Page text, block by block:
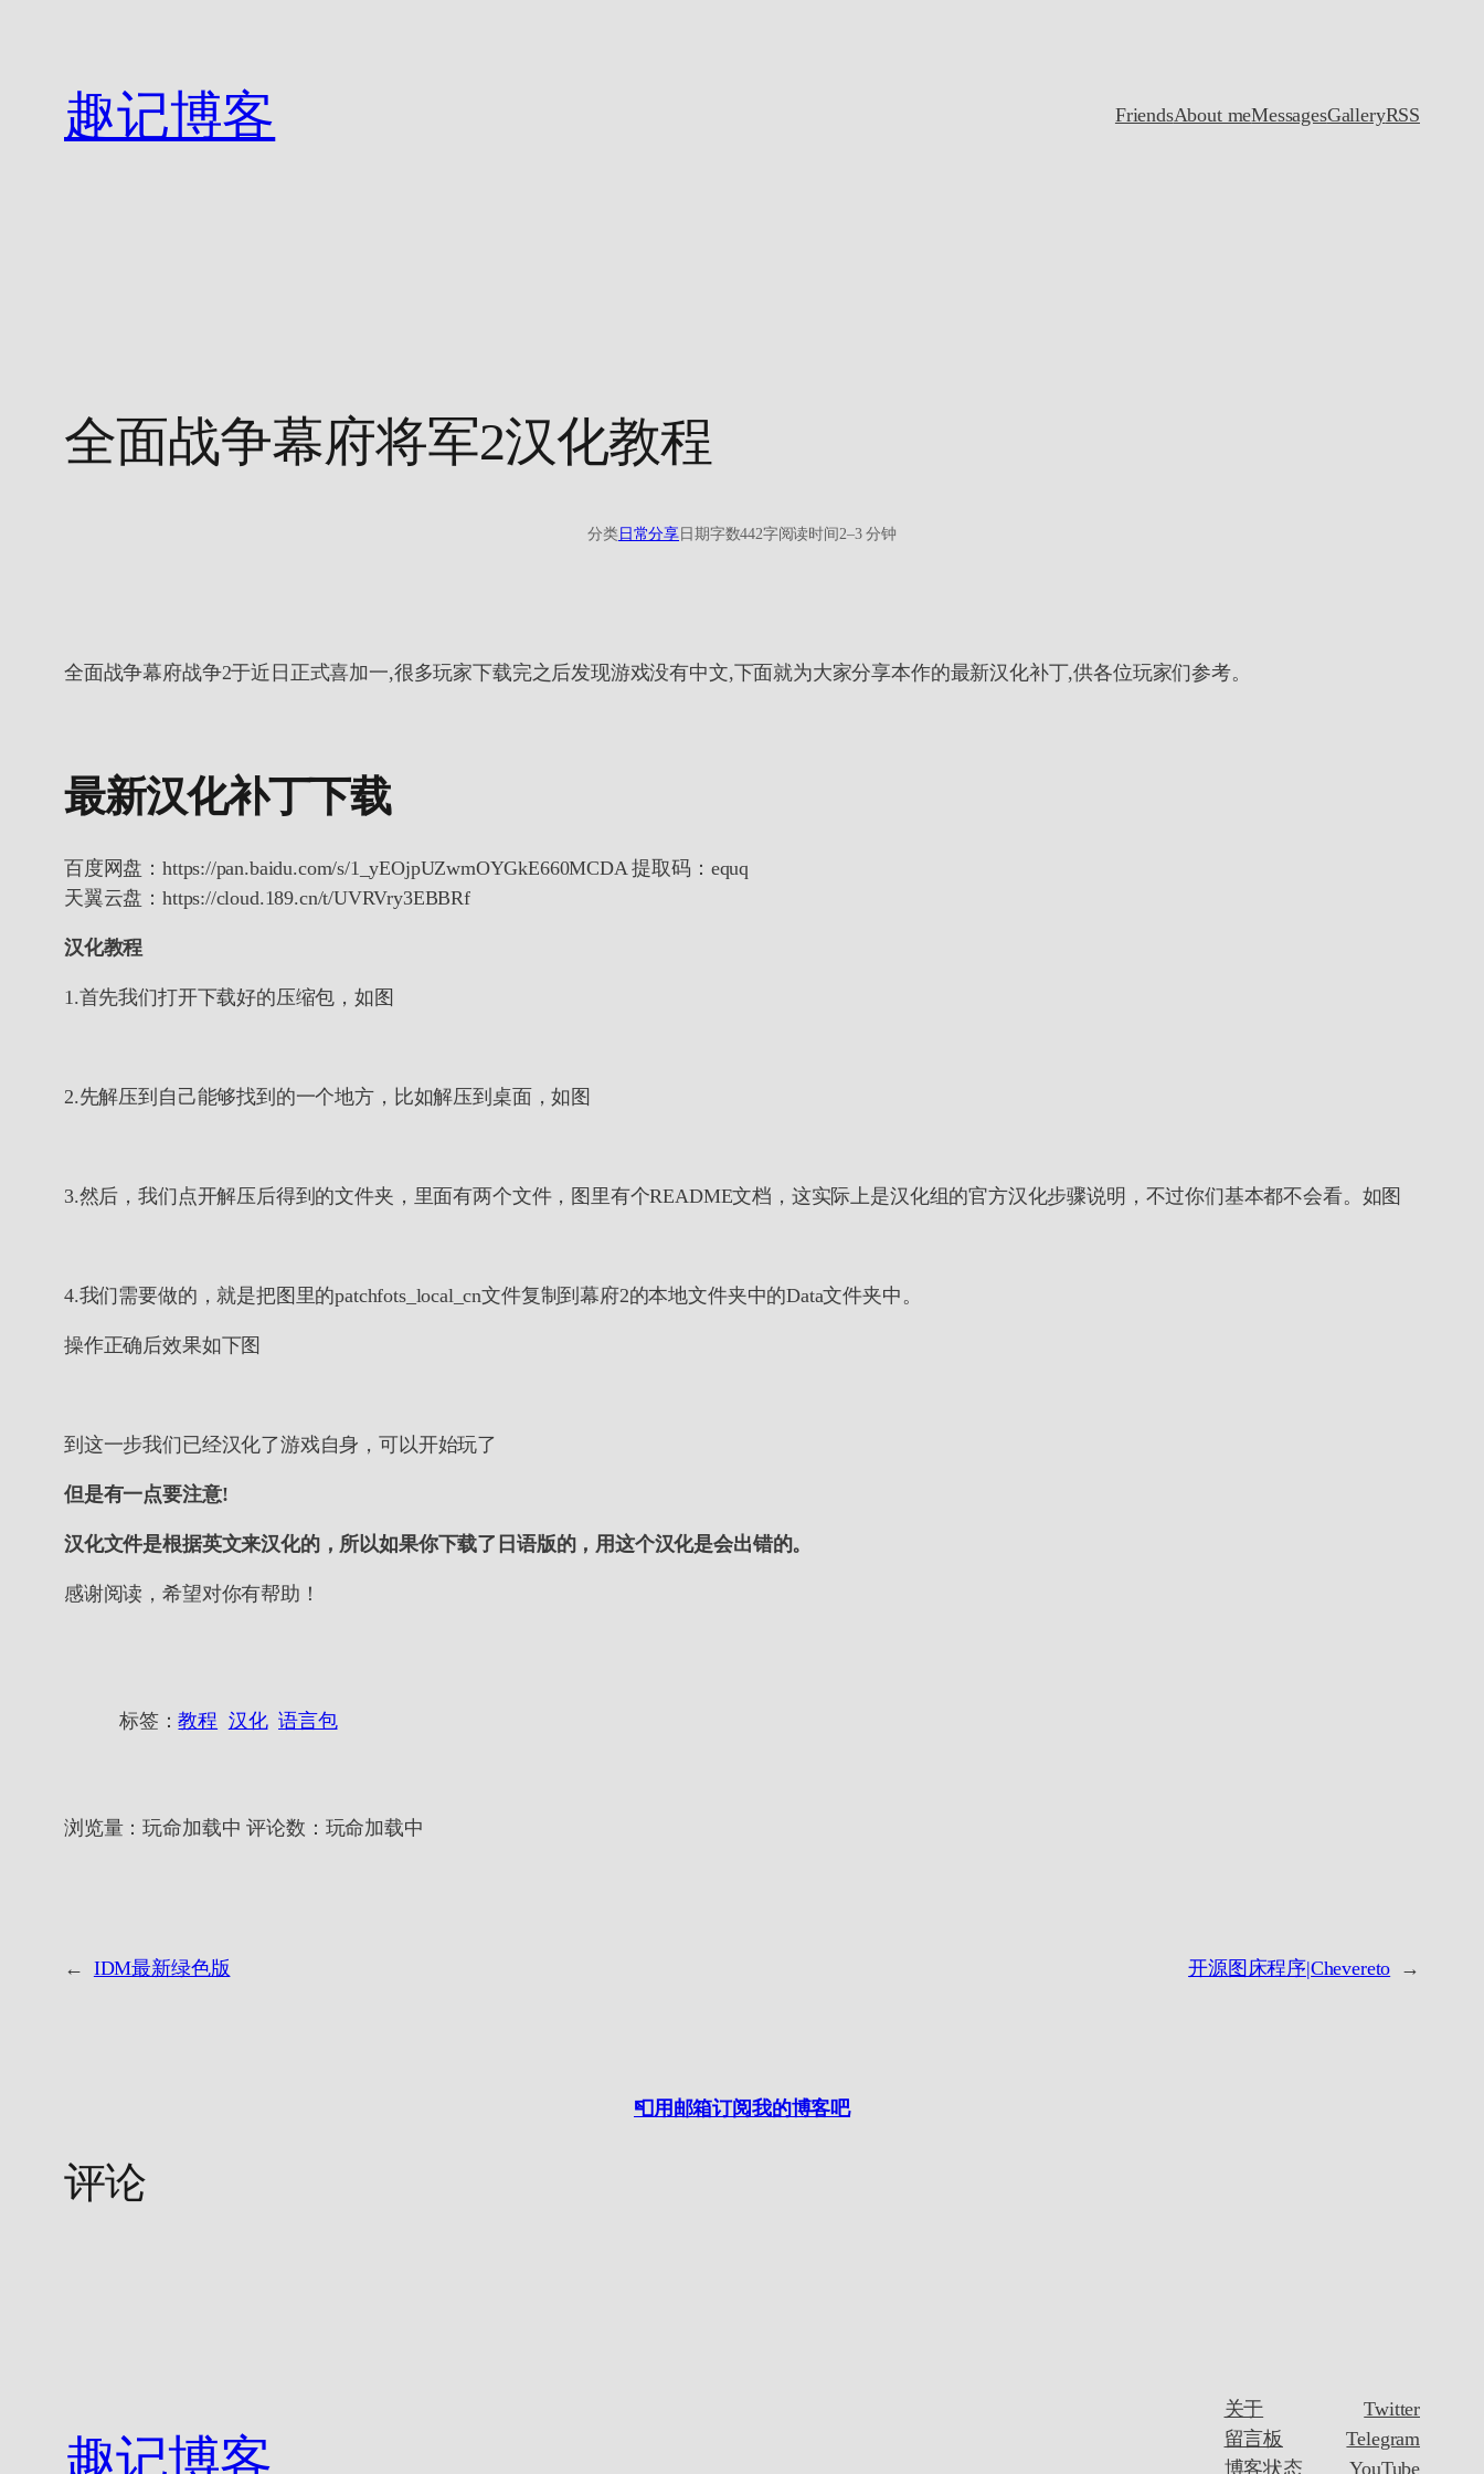
趣记博客 FriendsAbout meMessagesGalleryRSS
全面战争幕府将军2汉化教程
分类日常分享 日期字数442字阅读时间2–3 分钟
全面战争幕府战争2于近日正式喜加一,很多玩家下载完之后发现游戏没有中文,下面就为大家分享本作的最新汉化补丁,供各位玩家们参考。
最新汉化补丁下载
百度网盘：https://pan.baidu.com/s/1_yEOjpUZwmOYGkE660MCDA 提取码：equq
天翼云盘：https://cloud.189.cn/t/UVRVry3EBBRf
汉化教程
1.首先我们打开下载好的压缩包，如图
2.先解压到自己能够找到的一个地方，比如解压到桌面，如图
3.然后，我们点开解压后得到的文件夹，里面有两个文件，图里有个README文档，这实际上是汉化组的官方汉化步骤说明，不过你们基本都不会看。如图
4.我们需要做的，就是把图里的patchfots_local_cn文件复制到幕府2的本地文件夹中的Data文件夹中。
操作正确后效果如下图
到这一步我们已经汉化了游戏自身，可以开始玩了
但是有一点要注意!
汉化文件是根据英文来汉化的，所以如果你下载了日语版的，用这个汉化是会出错的。
感谢阅读，希望对你有帮助！
标签：教程 汉化 语言包
浏览量：玩命加载中 评论数： 玩命加载中
← IDM最新绿色版 开源图床程序|Chevereto →
📮用邮箱订阅我的博客吧
评论
趣记博客
关于
留言板
博客状态
Twitter
Telegram
YouTube